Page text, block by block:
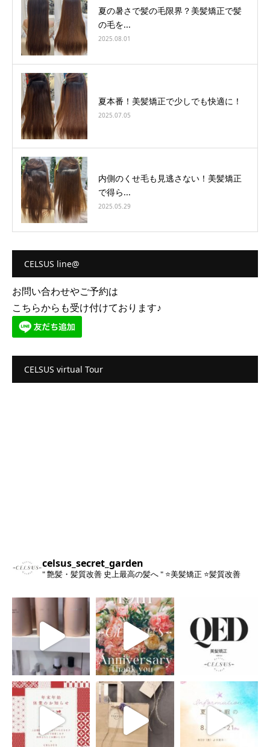
夏の暑さで髪の毛限界？美髪矯正で髪
の毛を...
2025.08.01
夏本番！美髪矯正で少しでも快適に！
2025.07.05
内側のくせ毛も見逃さない！美髪矯正
で得ら...
2025.05.29
CELSUS line@
お問い合わせやご予約は
こちらからも受け付けております♪
CELSUS virtual Tour
celsus_secret_garden
" 艶髪・髪質改善 史上最高の髪へ " ⭐️美髪矯正 ⭐️髪質改善